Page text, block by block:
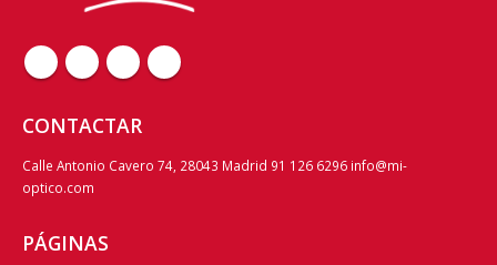
CONTACTAR
Calle Antonio Cavero 74, 28043 Madrid 91 126 6296 info@mi-
optico.com
PÁGINAS